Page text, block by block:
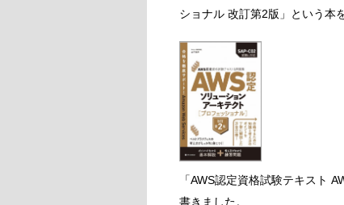
ショナル 改訂第2版」という本
「AWS認定資格試験テキスト
書きました。